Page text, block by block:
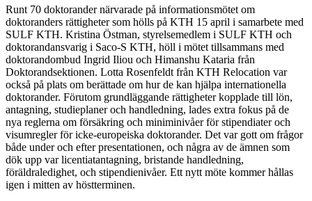
Runt 70 doktorander närvarade på informationsmötet om
doktoranders rättigheter som hölls på KTH 15 april i samarbete med
SULF KTH. Kristina Östman, styrelsemedlem i SULF KTH och
doktorandansvarig i Saco-S KTH, höll i mötet tillsammans med
doktorandombud Ingrid Iliou och Himanshu Kataria från
Doktorandsektionen. Lotta Rosenfeldt från KTH Relocation var
också på plats om berättade om hur de kan hjälpa internationella
doktorander. Förutom grundläggande rättigheter kopplade till lön,
antagning, studieplaner och handledning, lades extra fokus på de
nya reglerna om försäkring och miniminivåer för stipendiater och
visumregler för icke-europeiska doktorander. Det var gott om frågor
både under och efter presentationen, och några av de ämnen som
dök upp var licentiatantagning, bristande handledning,
föräldraledighet, och stipendienivåer. Ett nytt möte kommer hållas
igen i mitten av höstterminen.